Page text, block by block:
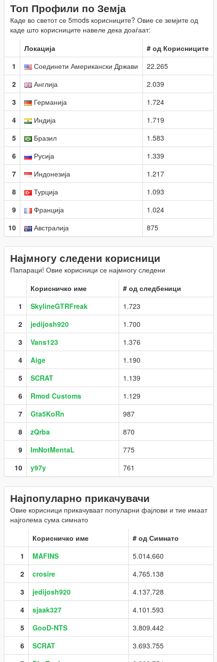
Топ Профили по Земја
Каде во светот се 5mods корисниците? Овие се земјите од
каде што корисниците навеле дека доаѓаат:
Локација
# од Корисниците
1
Соединети Американски Држави
22.265
2
Англија
2.039
3
Германија
1.724
4
Индија
1.719
5
Бразил
1.583
6
Русија
1.339
7
Индонезија
1.217
8
Турција
1.093
9
Франција
1.024
10
Австралија 875
Најмногу следени корисници
Папараци! Овие корисници се најмногу следени
Корисничко име
# од следбеници
1
SkylineGTRFreak
1.723
2
jedijosh920
1.700
3
Vans123
1.376
4
Aige
1.190
5
SCRAT
1.139
6
Rmod Customs
1.129
7
Gta5KoRn
987
8
zQrba
870
9
ImNotMentaL
775
10
y97y 761
Најпопуларно прикачувачи
Овие корисници прикачуваат популарни фајлови и тие имаат
најголема сума симнато
Корисничко име
# од Симнато
1
MAFINS
5.014.660
2
crosire
4.765.138
3
jedijosh920
4.137.728
4
sjaak327
4.101.593
5
GooD-NTS
3.809.442
6
SCRAT
3.693.755